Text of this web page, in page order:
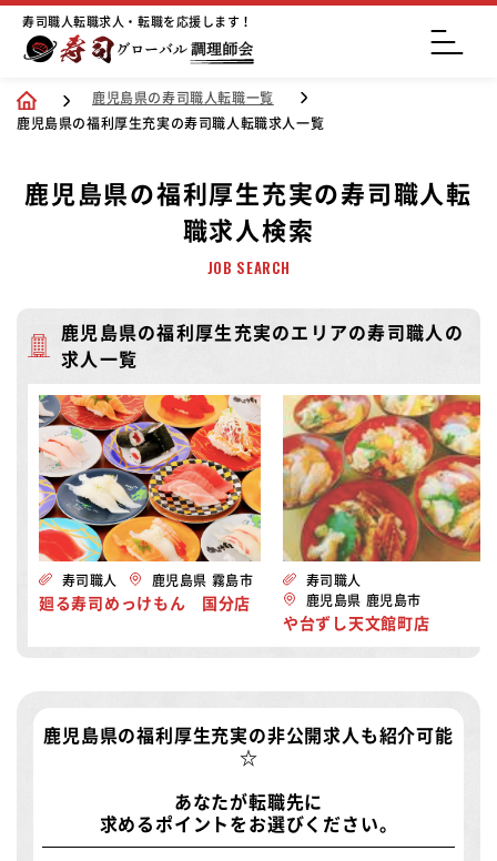
寿司職人転職求人・転職を応援します！
鹿児島県の寿司職人転職一覧
鹿児島県の福利厚生充実の寿司職人転職求人一覧
鹿児島県の福利厚生充実の寿司職人転
職求人検索
JOB SEARCH
鹿児島県の福利厚生充実のエリアの寿司職人の
求人一覧
寿司職人 鹿児島県 霧島市
廻る寿司めっけもん 国分店
寿司職人
鹿児島県 鹿児島市
や台ずし天文館町店
鹿児島県の福利厚生充実の非公開求人 も紹介可能
☆
あなたが転職先に
求めるポイントをお選びください。